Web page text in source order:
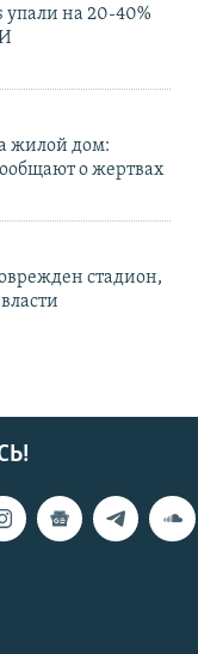
на 20-40%
жилой дом:
о жертвах
стадион,